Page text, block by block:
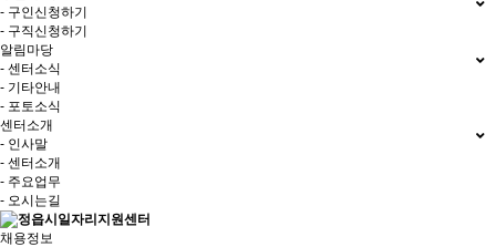
- 구인신청하기
- 구직신청하기
알림마당
- 센터소식
- 기타안내
- 포토소식
센터소개
- 인사말
- 센터소개
- 주요업무
- 오시는길
채용정보